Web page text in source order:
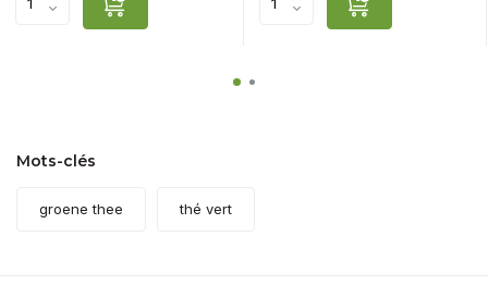
Mots-clés
groene thee thé vert